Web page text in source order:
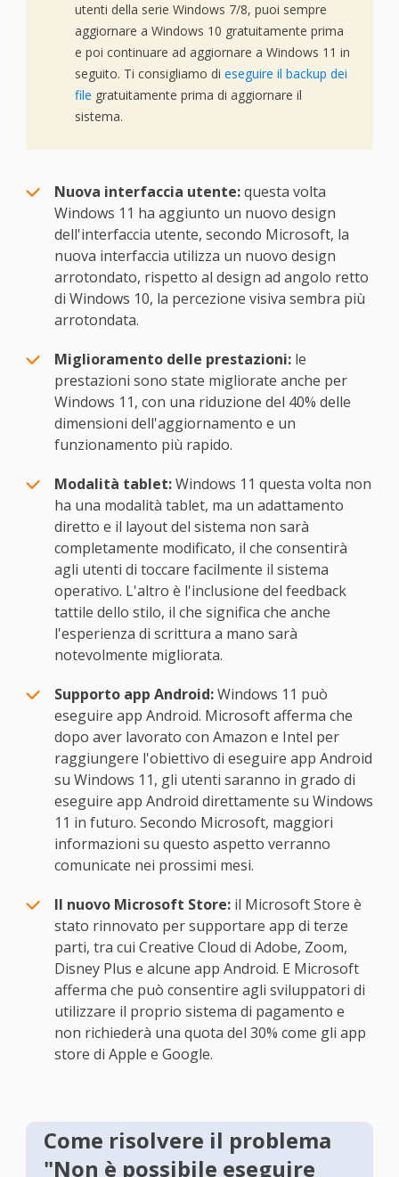
utenti della serie Windows 7/8, puoi sempre
aggiornare a Windows 10 gratuitamente prima
e poi continuare ad aggiornare a Windows 11 in
seguito. Ti consigliamo di eseguire il backup dei
file gratuitamente prima di aggiornare il
sistema.
Nuova interfaccia utente:questa volta
Windows 11 ha aggiunto un nuovo design
dell'interfaccia utente, secondo Microsoft, la
nuova interfaccia utilizza un nuovo design
arrotondato, rispetto al design ad angolo retto
di Windows 10, la percezione visiva sembra più
arrotondata.
Miglioramento delle prestazioni:le
prestazioni sono state migliorate anche per
Windows 11, con una riduzione del 40% delle
dimensioni dell'aggiornamento e un
funzionamento più rapido.
Modalità tablet:Windows 11 questa volta non
ha una modalità tablet, ma un adattamento
diretto e il layout del sistema non sarà
completamente modificato, il che consentirà
agli utenti di toccare facilmente il sistema
operativo. L'altro è l'inclusione del feedback
tattile dello stilo, il che significa che anche
l'esperienza di scrittura a mano sarà
notevolmente migliorata.
Supporto app Android:Windows 11 può
eseguire app Android. Microsoft afferma che
dopo aver lavorato con Amazon e Intel per
raggiungere l'obiettivo di eseguire app Android
su Windows 11, gli utenti saranno in grado di
eseguire app Android direttamente su Windows
11 in futuro. Secondo Microsoft, maggiori
informazioni su questo aspetto verranno
comunicate nei prossimi mesi.
Il nuovo Microsoft Store:il Microsoft Store è
stato rinnovato per supportare app di terze
parti, tra cui Creative Cloud di Adobe, Zoom,
Disney Plus e alcune app Android. E Microsoft
afferma che può consentire agli sviluppatori di
utilizzare il proprio sistema di pagamento e
non richiederà una quota del 30% come gli app
store di Apple e Google.
Come risolvere il problema
"Non è possibile eseguire